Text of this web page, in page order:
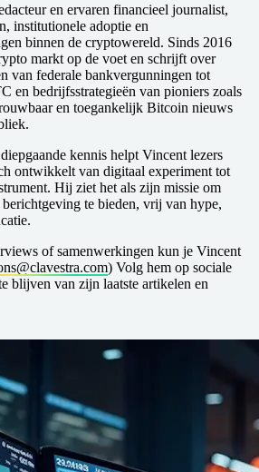
en ervaren financieel journalist,
institutionele adoptie en
binnen de cryptowereld. Sinds 2016
markt op de voet en schrijft over
van federale bankvergunningen tot
en bedrijfsstrategieën van pioniers zoals
en toegankelijk Bitcoin nieuws
kennis helpt Vincent lezers
ontwikkelt van digitaal experiment tot
Hij ziet het als zijn missie om
te bieden, vrij van hype,
of samenwerkingen kun je Vincent
) Volg hem op sociale
blijven van zijn laatste artikelen en